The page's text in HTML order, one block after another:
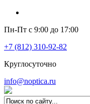
Пн-Пт с 9:00 до 17:00
+7 (812) 310-92-82
Круглосуточно
info@noptica.ru